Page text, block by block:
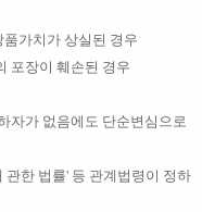
가치가 상실된 경우
포장이 훼손된 경우
자가 없음에도 단순변심으로
한 법률' 등 관계법령이 정하